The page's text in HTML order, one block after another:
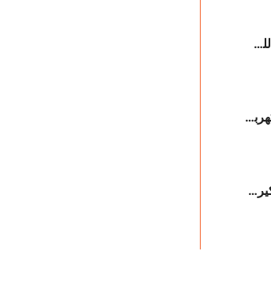
اكمام ضاغطة للساقين والركبة
ماكينة حلاقة كهربائية محمولة للرجال
جهاز الشعر الكيرلي